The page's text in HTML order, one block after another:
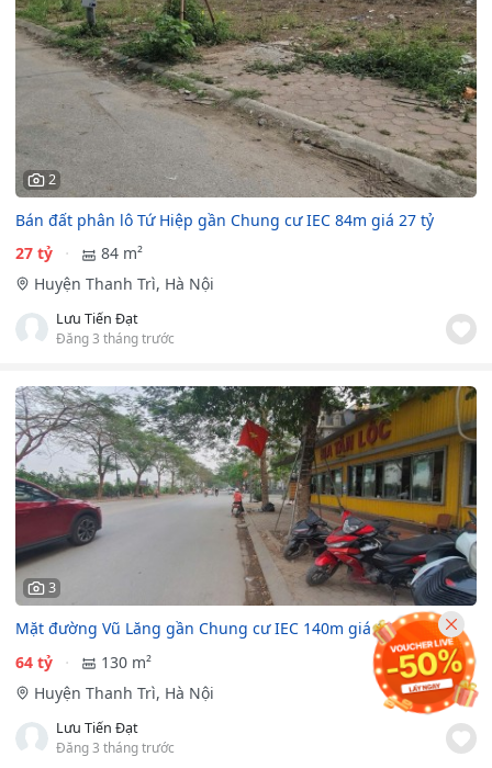
2
Bán đất phân lô Tứ Hiệp gần Chung cư IEC 84m giá 27 tỷ
27 tỷ
84 m²
Huyện Thanh Trì, Hà Nội
Lưu Tiến Đạt
Đăng 3 tháng trước
3
Mặt đường Vũ Lăng gần Chung cư IEC 140m giá 64 tỷ
64 tỷ
130 m²
Huyện Thanh Trì, Hà Nội
Lưu Tiến Đạt
Đăng 3 tháng trước